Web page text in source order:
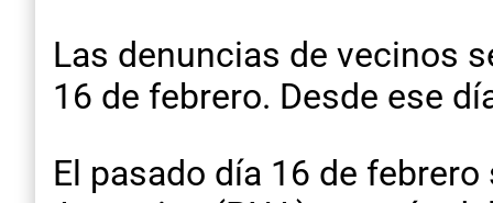
Las denuncias de vecinos
16 de febrero. Desde ese
El pasado día 16 de